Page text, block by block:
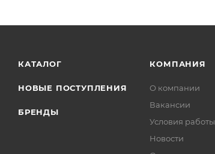
КАТАЛОГ
НОВЫЕ ПОСТУПЛЕНИЯ
БРЕНДЫ
КОМПАНИЯ
О компании
Вакансии
Условия работы
Новости